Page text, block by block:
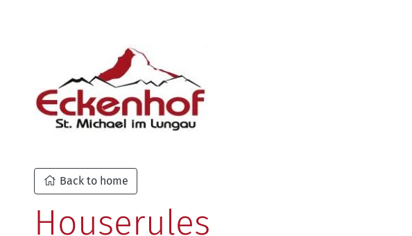
Back to home
Houserules